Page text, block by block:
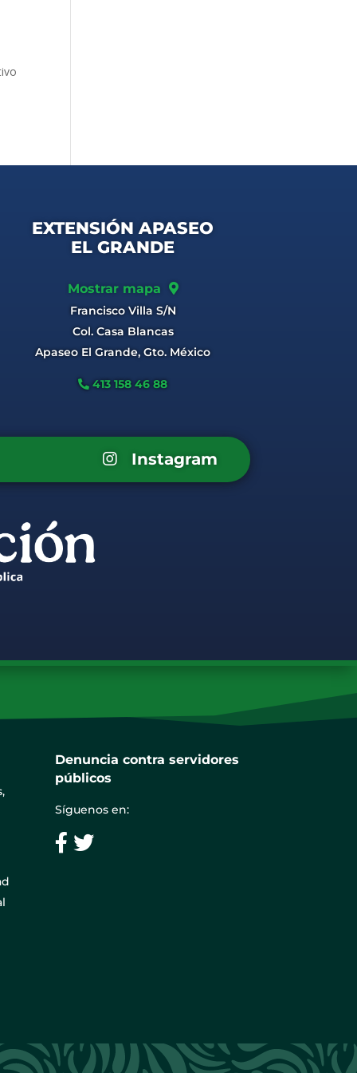
EXTENSIÓN APASEO
EL GRANDE
Mostrar mapa
Francisco Villa S/N
Col. Casa Blancas
Apaseo El Grande, Gto. México
413 158 46 88
Instagram
Denuncia contra servidores
públicos
Síguenos en: